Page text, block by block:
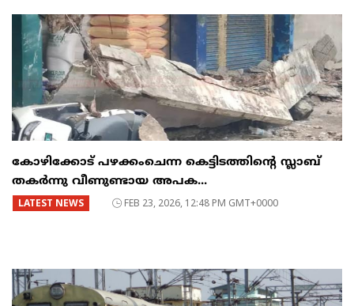
കോഴിക്കോട് പഴക്കംചെന്ന കെട്ടിടത്തിന്റെ സ്ലാബ്
തകർന്നു വീണുണ്ടായ അപക...
LATEST NEWS FEB 23, 2026, 12:48 PM GMT+0000